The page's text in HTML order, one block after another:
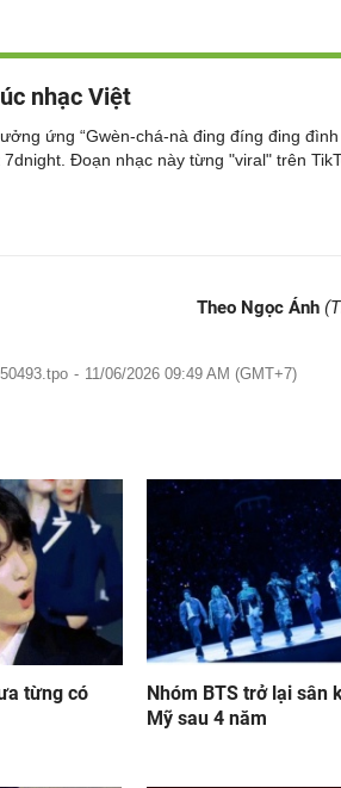
nhạc Việt
ứng “Gwèn-chá-nà đing đíng đing đình
Đoạn nhạc này từng "viral" trên
Theo Ngọc Ánh
- 11/06/2026 09:49 AM (GMT+7)
từng có
Nhóm BTS trở lại sân
Mỹ sau 4 năm